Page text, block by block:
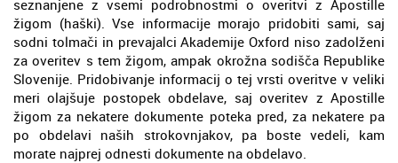
seznanjene z vsemi podrobnostmi o overitvi z Apostille
žigom (haški). Vse informacije morajo pridobiti sami, saj
sodni tolmači in prevajalci Akademije Oxford niso zadolženi
za overitev s tem žigom, ampak okrožna sodišča Republike
Slovenije. Pridobivanje informacij o tej vrsti overitve v veliki
meri olajšuje postopek obdelave, saj overitev z Apostille
žigom za nekatere dokumente poteka pred, za nekatere pa
po obdelavi naših strokovnjakov, pa boste vedeli, kam
morate najprej odnesti dokumente na obdelavo.